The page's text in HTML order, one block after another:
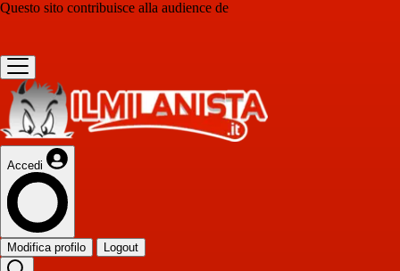
Questo sito contribuisce alla audience de
Accedi
Modifica profilo Logout